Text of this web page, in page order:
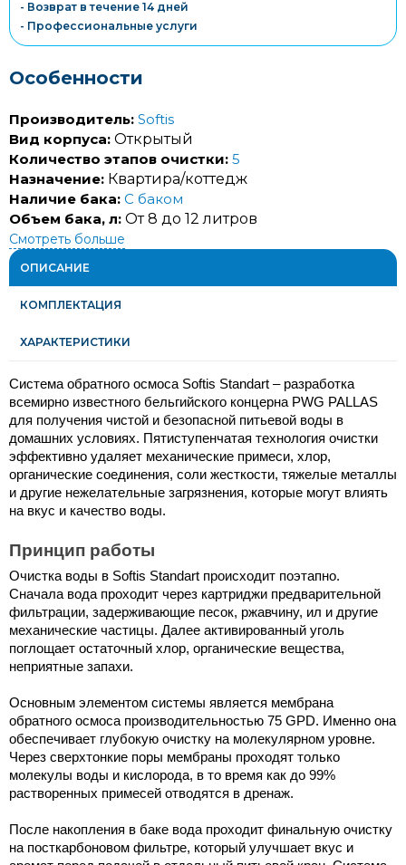
- Возврат в течение 14 дней
- Профессиональные услуги
Особенности
Производитель: Softis
Вид корпуса: Открытый
Количество этапов очистки: 5
Назначение: Квартира/коттедж
Наличие бака: С баком
Объем бака, л: От 8 до 12 литров
Смотреть больше
ОПИСАНИЕ
КОМПЛЕКТАЦИЯ
ХАРАКТЕРИСТИКИ
Система обратного осмоса Softis Standart – разработка
всемирно известного бельгийского концерна PWG PALLAS
для получения чистой и безопасной питьевой воды в
домашних условиях. Пятиступенчатая технология очистки
эффективно удаляет механические примеси, хлор,
органические соединения, соли жесткости, тяжелые металлы
и другие нежелательные загрязнения, которые могут влиять
на вкус и качество воды.
Принцип работы
Очистка воды в Softis Standart происходит поэтапно.
Сначала вода проходит через картриджи предварительной
фильтрации, задерживающие песок, ржавчину, ил и другие
механические частицы. Далее активированный уголь
поглощает остаточный хлор, органические вещества,
неприятные запахи.
Основным элементом системы является мембрана
обратного осмоса производительностью 75 GPD. Именно она
обеспечивает глубокую очистку на молекулярном уровне.
Через сверхтонкие поры мембраны проходят только
молекулы воды и кислорода, в то время как до 99%
растворенных примесей отводятся в дренаж.
После накопления в баке вода проходит финальную очистку
на посткарбоновом фильтре, который улучшает вкус и